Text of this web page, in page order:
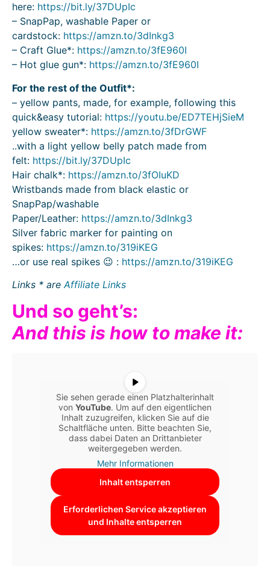
here: https://bit.ly/37DUpIc
– SnapPap, washable Paper or
cardstock: https://amzn.to/3dInkg3
– Craft Glue*: https://amzn.to/3fE960I
– Hot glue gun*: https://amzn.to/3fE960I
For the rest of the Outfit*:
– yellow pants, made, for example, following this
quick&easy tutorial: https://youtu.be/ED7TEHjSieM
yellow sweater*: https://amzn.to/3fDrGWF
..with a light yellow belly patch made from
felt: https://bit.ly/37DUpIc
Hair chalk*: https://amzn.to/3fOIuKD
Wristbands made from black elastic or
SnapPap/washable
Paper/Leather: https://amzn.to/3dInkg3
Silver fabric marker for painting on
spikes: https://amzn.to/319iKEG
…or use real spikes 😉 : https://amzn.to/319iKEG
Links * areAffiliate Links
Und so geht’s:
And this is how to make it:
Sie sehen gerade einen Platzhalterinhalt
von YouTube. Um auf den eigentlichen
Inhalt zuzugreifen, klicken Sie auf die
Schaltfläche unten. Bitte beachten Sie,
dass dabei Daten an Drittanbieter
weitergegeben werden.
Mehr Informationen
Inhalt entsperren
Erforderlichen Service akzeptieren
und Inhalte entsperren